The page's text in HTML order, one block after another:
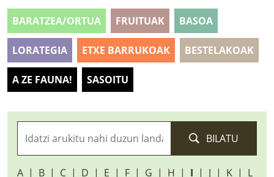
BIZI BARATZEA LIBURUA
SENDABELARRAK
ETXEKO LANDAREAK
LANDAREPEDIA
ALBISTEAK
BARATZEA/ORTUA FRUITUAK BASOA
LORATEGIA ETXE BARRUKOAK BESTELAKOAK
A ZE FAUNA! SASOITU
BILATU
A B C D E F G H I J K
L